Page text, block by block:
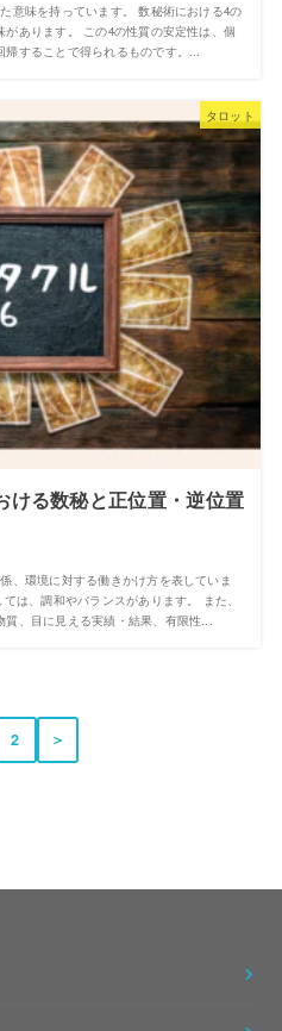
意味を持っています。 数秘術における4の
あります。 この4の性質の安定性は、個
することで得られるものです。...
タロット
ける数秘と正位置・逆位置
、環境に対する働きかけ方を表していま
は、調和やバランスがあります。 また、
、目に見える実績・結果、有限性...
2 ＞